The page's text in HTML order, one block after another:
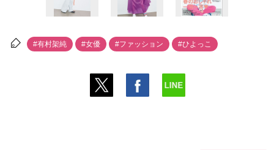
#有村架純 #女優 #ファッション #ひよっこ